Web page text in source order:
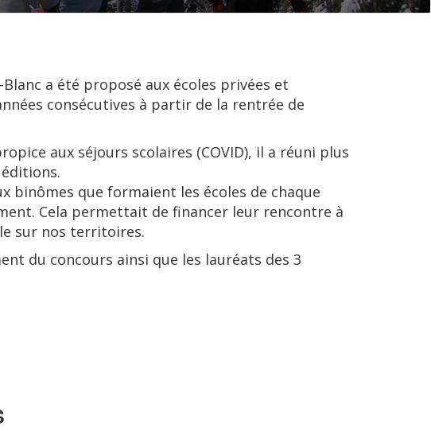
a été proposé aux écoles privées et
consécutives à partir de la rentrée de
aux séjours scolaires (COVID), il a réuni plus
binômes que formaient les écoles de chaque
Cela permettait de financer leur rencontre à
sur nos territoires.
du concours ainsi que les lauréats des 3